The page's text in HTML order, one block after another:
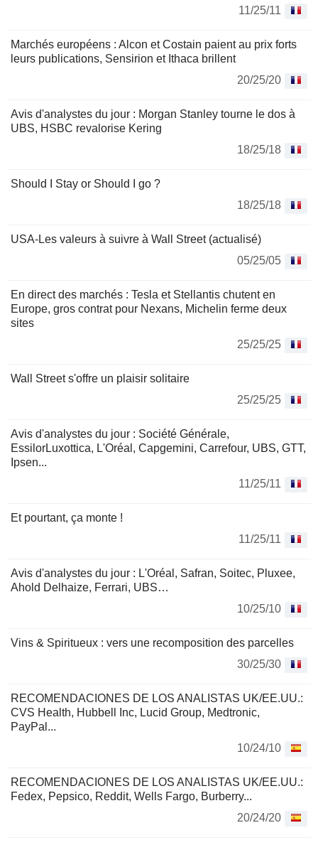
11/25/11
Marchés européens : Alcon et Costain paient au prix forts
leurs publications, Sensirion et Ithaca brillent
20/25/20
Avis d'analystes du jour : Morgan Stanley tourne le dos à
UBS, HSBC revalorise Kering
18/25/18
Should I Stay or Should I go ?
18/25/18
USA-Les valeurs à suivre à Wall Street (actualisé)
05/25/05
En direct des marchés : Tesla et Stellantis chutent en
Europe, gros contrat pour Nexans, Michelin ferme deux
sites
25/25/25
Wall Street s'offre un plaisir solitaire
25/25/25
Avis d'analystes du jour : Société Générale,
EssilorLuxottica, L'Oréal, Capgemini, Carrefour, UBS, GTT,
Ipsen...
11/25/11
Et pourtant, ça monte !
11/25/11
Avis d'analystes du jour : L'Oréal, Safran, Soitec, Pluxee,
Ahold Delhaize, Ferrari, UBS…
10/25/10
Vins & Spiritueux : vers une recomposition des parcelles
30/25/30
RECOMENDACIONES DE LOS ANALISTAS UK/EE.UU.:
CVS Health, Hubbell Inc, Lucid Group, Medtronic,
PayPal...
10/24/10
RECOMENDACIONES DE LOS ANALISTAS UK/EE.UU.:
Fedex, Pepsico, Reddit, Wells Fargo, Burberry...
20/24/20